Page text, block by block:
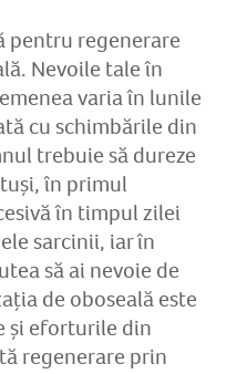
pentru regenerare
Nevoile tale în
varia în lunile
cu schimbările din
trebuie să dureze
în primul
în timpul zilei
sarcinii, iar în
să ai nevoie de
de oboseală este
și eforturile din
regenerare prin